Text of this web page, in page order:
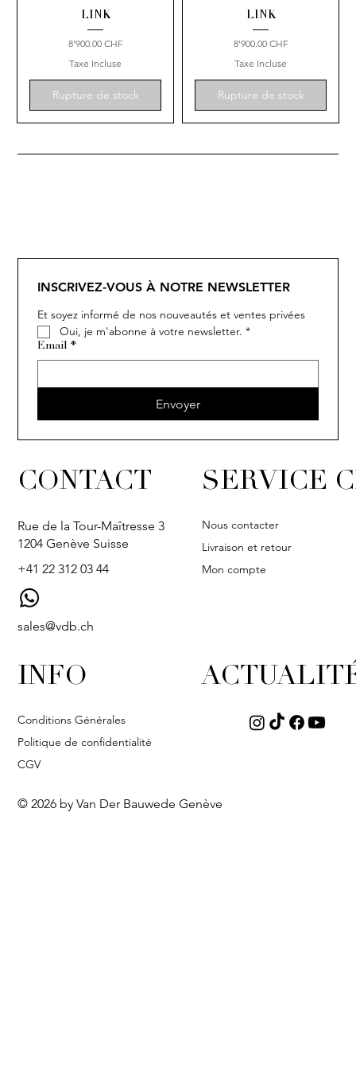
LINK
Prix
8'900.00 CHF
Taxe Incluse
Rupture de stock
LINK
Prix
8'900.00 CHF
Taxe Incluse
Rupture de stock
INSCRIVEZ-VOUS À NOTRE NEWSLETTER
Et soyez informé de nos nouveautés et ventes privées
Oui, je m'abonne à votre newsletter. *
Email *
Envoyer
CONTACT
Rue de la Tour-Maîtresse 3
1204 Genève Suisse
+41 22 312 03 44
sales@vdb.ch
SERVICE
Nous contacter
Livraison et retour
Mon compte
INFO
Conditions Générales
Politique de confidentialité
CGV
© 2026 by Van Der Bauwede Genève